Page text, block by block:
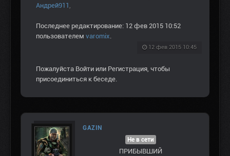
Андрей911 ,
Последнее редактирование: 12 фев 2015 10:52
пользователем varomix.
12 фев 2015 10:45
Пожалуйста Войти или Регистрация, чтобы
присоединиться к беседе.
GAZIN
Не в сети
ПРИБЫВШИЙ